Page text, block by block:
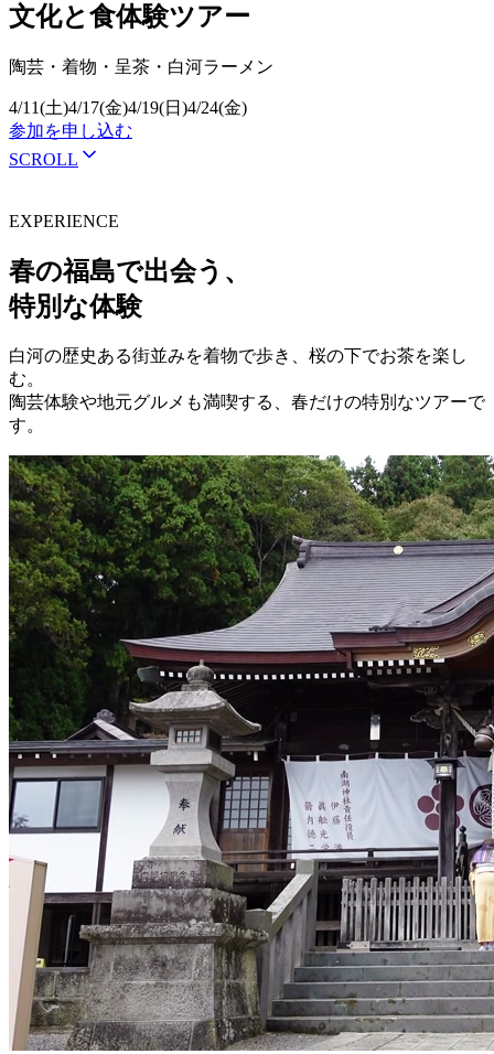
文化と食体験ツアー
陶芸・着物・呈茶・白河ラーメン
4/11(土)4/17(金)4/19(日)4/24(金)
参加を申し込む
SCROLL
EXPERIENCE
春の福島で出会う、
特別な体験
白河の歴史ある街並みを着物で歩き、桜の下でお茶を楽し
む。
陶芸体験や地元グルメも満喫する、春だけの特別なツアーで
す。